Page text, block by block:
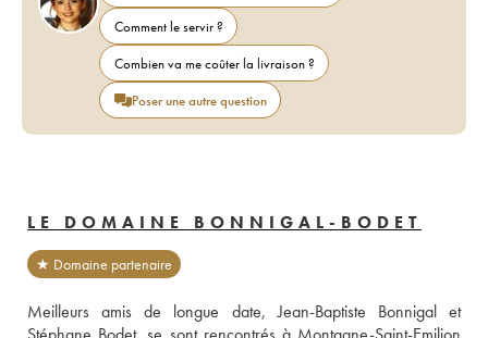
Comment le servir ?
Combien va me coûter la livraison ?
Poser une autre question
LE DOMAINE BONNIGAL-BODET
★ Domaine partenaire
Meilleurs amis de longue date, Jean-Baptiste Bonnigal et